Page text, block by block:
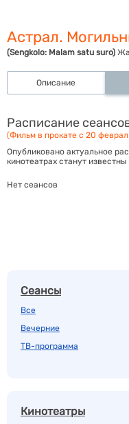
Астрал.
(Sengkolo: Malam satu suro)
Описание
Расписание
(Фильм в прокате с 20
Опубликовано актуальное
кинотеатрах станут
Нет сеансов
Сеансы
Все
Вечерние
ТВ-программа
Кинотеатры